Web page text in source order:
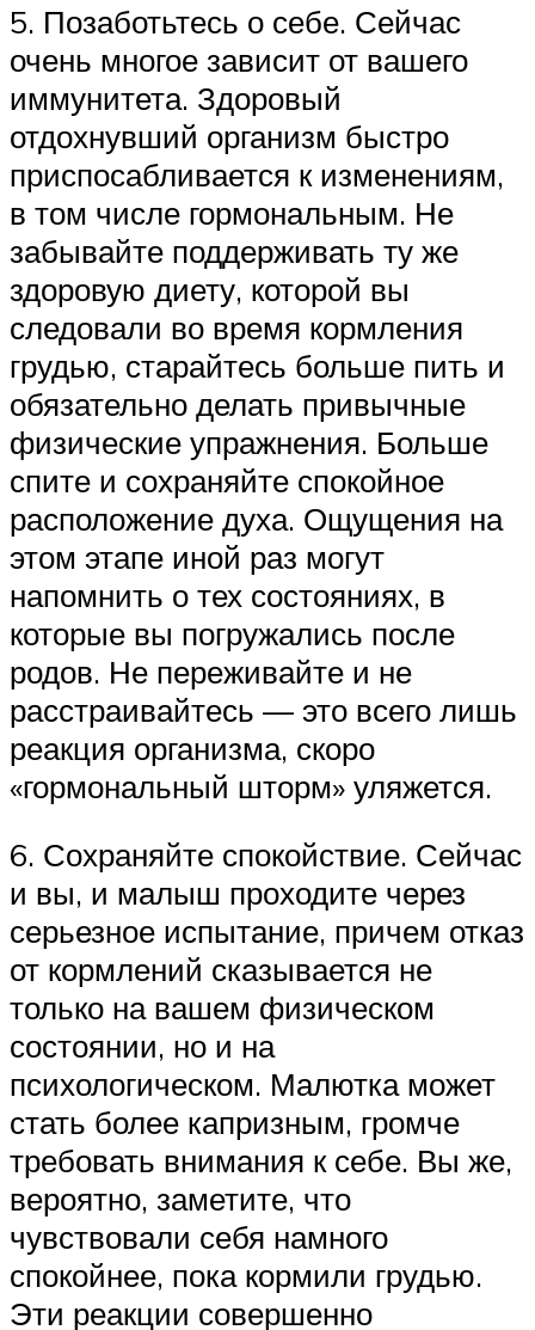
5. Позаботьтесь о себе. Сейчас
очень многое зависит от вашего
иммунитета. Здоровый
отдохнувший организм быстро
приспосабливается к изменениям,
в том числе гормональным. Не
забывайте поддерживать ту же
здоровую диету, которой вы
следовали во время кормления
грудью, старайтесь больше пить и
обязательно делать привычные
физические упражнения. Больше
спите и сохраняйте спокойное
расположение духа. Ощущения на
этом этапе иной раз могут
напомнить о тех состояниях, в
которые вы погружались после
родов. Не переживайте и не
расстраивайтесь — это всего лишь
реакция организма, скоро
«гормональный шторм» уляжется.
6. Сохраняйте спокойствие. Сейчас
и вы, и малыш проходите через
серьезное испытание, причем отказ
от кормлений сказывается не
только на вашем физическом
состоянии, но и на
психологическом. Малютка может
стать более капризным, громче
требовать внимания к себе. Вы же,
вероятно, заметите, что
чувствовали себя намного
спокойнее, пока кормили грудью.
Эти реакции совершенно